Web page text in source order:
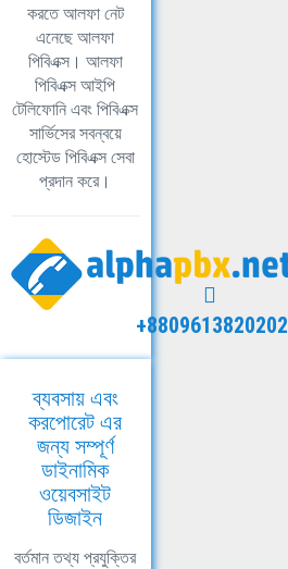
করতে আলফা নেট
এনেছে আলফা
পিবিএক্স। আলফা
পিবিএক্স আইপি
টেলিফোনি এবং পিবিএক্স
সার্ভিসের সবন্বয়ে
হোস্টেড পিবিএক্স সেবা
প্রদান করে।
+8809613820202
ব্যবসায় এবং
করপোরেট এর
জন্য সম্পূর্ণ
ডাইনামিক
ওয়েবসাইট
ডিজাইন
বর্তমান তথ্য প্রযুক্তির